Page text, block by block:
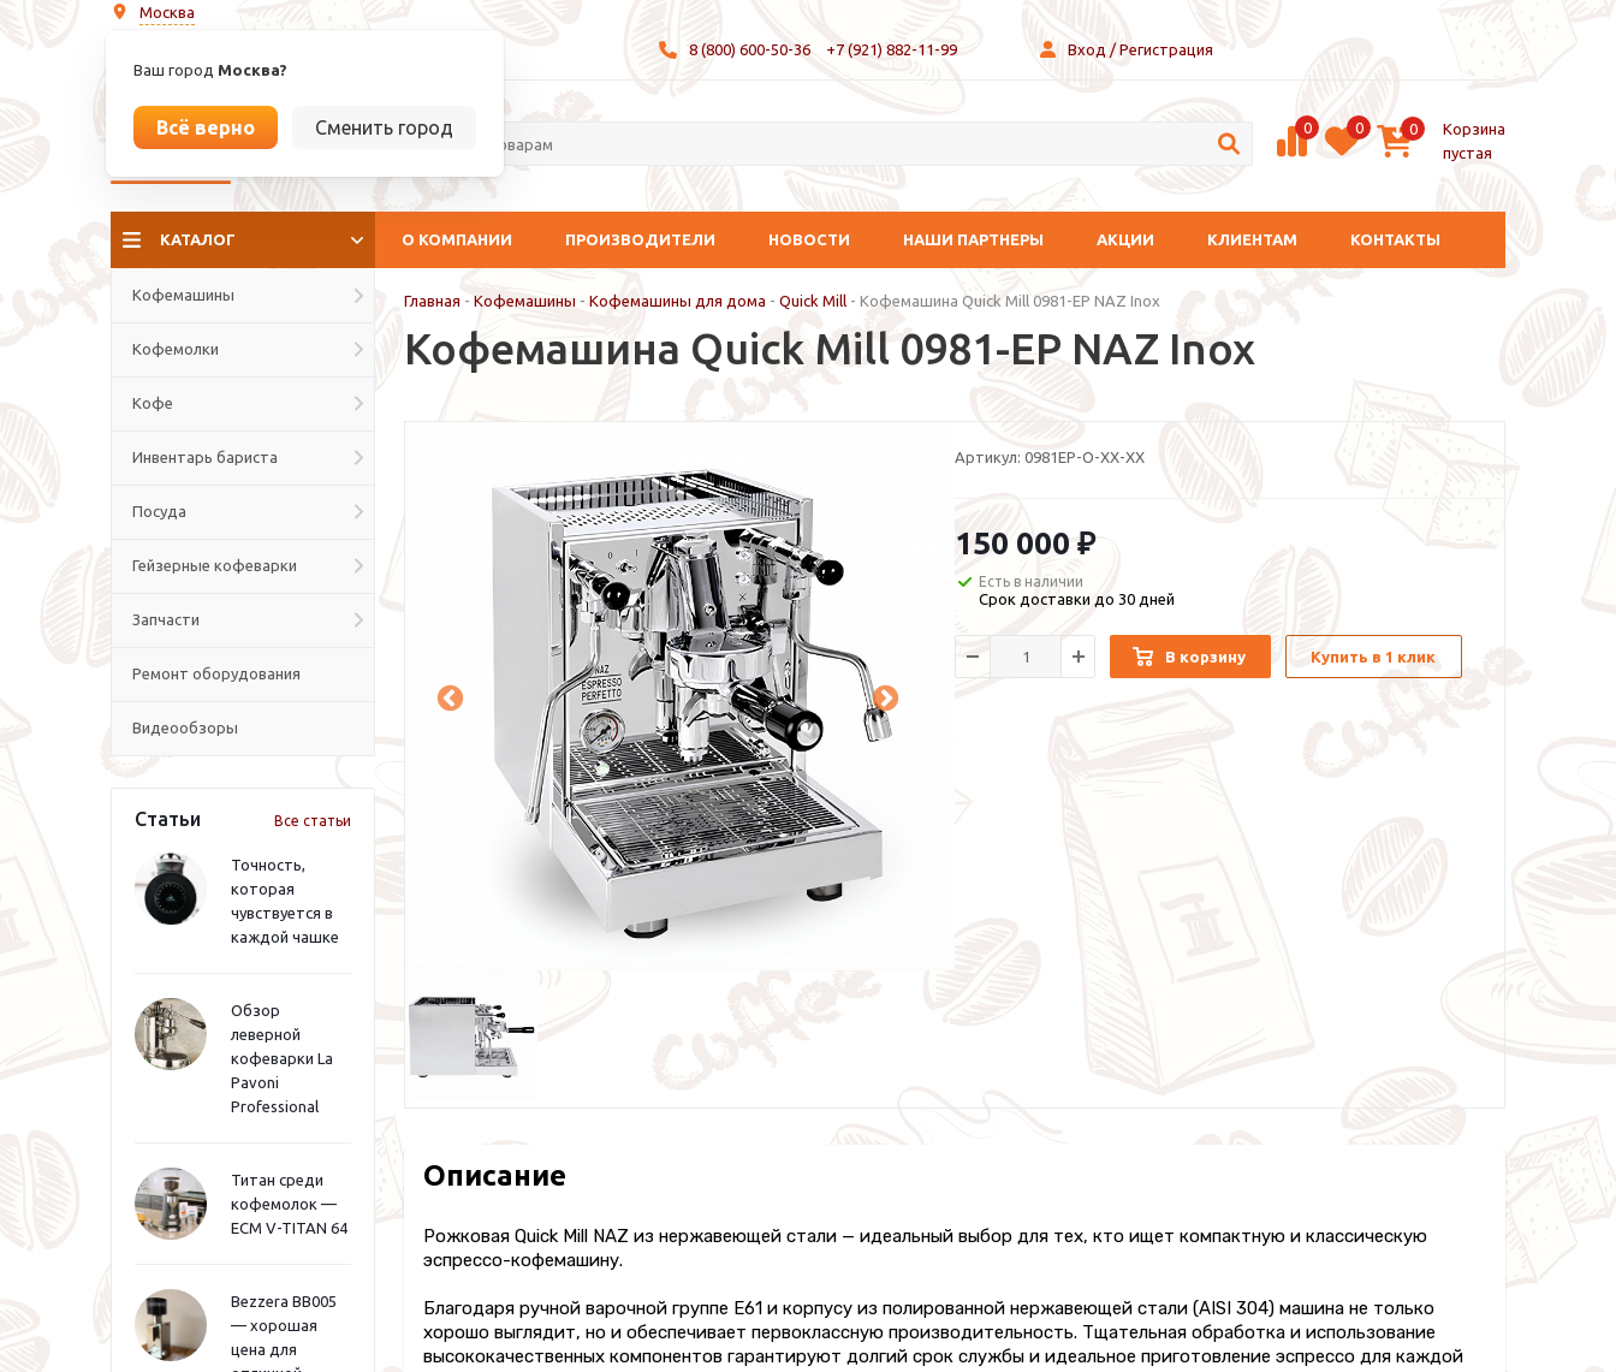
Москва
Ваш город Москва?
Всё верно Сменить город
8 (800) 600-50-36 +7 (921) 882-11-99 Вход / Регистрация
La culture del caffé 0 0 0
Корзина
пустая
КАТАЛОГ О КОМПАНИИ ПРОИЗВОДИТЕЛИ НОВОСТИ НАШИ ПАРТНЕРЫ АКЦИИ КЛИЕНТАМ КОНТАКТЫ
Кофемашины
Кофемолки
Кофе
Инвентарь бариста
Посуда
Гейзерные кофеварки
Запчасти
Ремонт оборудования
Видеообзоры
Статьи Все статьи
Точность,
которая
чувствуется в
каждой чашке
Обзор
леверной
кофеварки La
Pavoni
Professional
Титан среди
кофемолок —
ECM V-TITAN 64
Bezzera BB005
— хорошая
цена для
Главная - Кофемашины - Кофемашины для дома - Quick Mill - Кофемашина Quick Mill 0981-EP NAZ Inox
Кофемашина Quick Mill 0981-EP NAZ Inox
Артикул: 0981EP-O-XX-XX
150 000 ₽
Есть в наличии
Срок доставки до 30 дней
В корзину Купить в 1 клик
Описание
Рожковая Quick Mill NAZ из нержавеющей стали — идеальный выбор для тех, кто ищет компактную и классическую
эспрессо-кофемашину.
Благодаря ручной варочной группе E61 и корпусу из полированной нержавеющей стали (AISI 304) машина не только
хорошо выглядит, но и обеспечивает первоклассную производительность. Тщательная обработка и использование
высококачественных компонентов гарантируют долгий срок службы и идеальное приготовление эспрессо для каждой